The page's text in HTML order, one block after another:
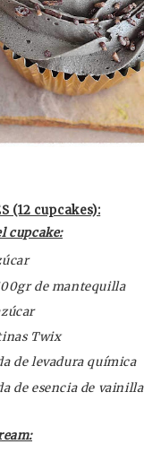
(12 cupcakes):
cupcake:
de mantequilla
Twix
de levadura química
de esencia de vainilla